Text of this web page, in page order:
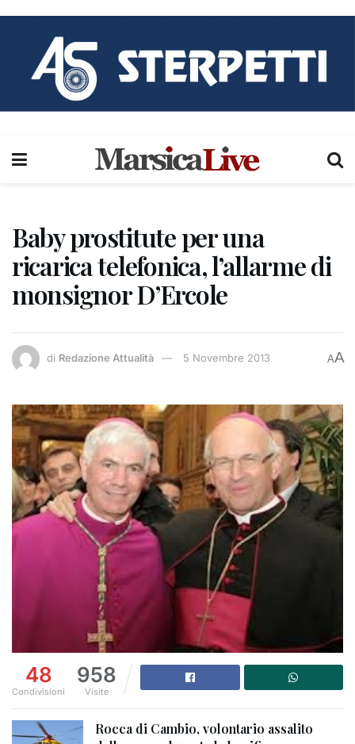
Baby prostitute per una
ricarica telefonica, l’allarme di
monsignor D’Ercole
di Redazione Attualità 5 Novembre 2013 AA
48
Condivisioni
958
Visite
Rocca di Cambio, volontario assalito